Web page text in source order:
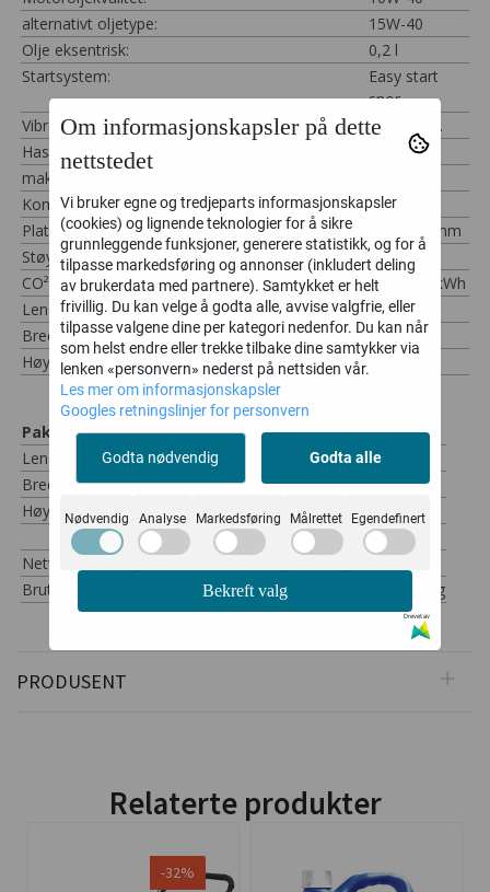
alternativt oljetype:
15W-40
Olje eksentrisk:
0,2 l
Startsystem:
Easy start
snor
Vibrasjonsstøt:
4800 /min.
Hastighet forover:
20 m/min.
maks. kompresjonstrykk:
Komprimeringsdybde:
35-40 cm
Platestørrelse:
540x450 mm
Støyverdispesifikasjon LWA:
105 dB
CO²:
811,46 g/kWh
Lengde:
1.135 mm
Bred:
450 mm
Høyde:
Pakkedimensjoner
Lengde
665 mm
Bred
470 mm
Høyde
710 mm
Netto vekt:
Bruttovekt:
103.243 kg
PRODUSENT
Relaterte produkter
-32%
Om informasjonskapsler på dette
nettstedet
Vi bruker egne og tredjeparts informasjonskapsler
(cookies) og lignende teknologier for å sikre
grunnleggende funksjoner, generere statistikk, og for å
tilpasse markedsføring og annonser (inkludert deling
av brukerdata med partnere). Samtykket er helt
frivillig. Du kan velge å godta alle, avvise valgfrie, eller
tilpasse valgene dine per kategori nedenfor. Du kan når
som helst endre eller trekke tilbake dine samtykker via
lenken «personvern» nederst på nettsiden vår.
Les mer om informasjonskapsler
Googles retningslinjer for personvern
Godta nødvendig Godta alle
Nødvendig Analyse Markedsføring Målrettet Egendefinert
Bekreft valg
Drevet av